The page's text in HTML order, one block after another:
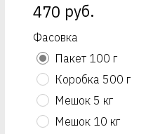
470 руб.
Фасовка
Пакет 100 г
Коробка 500 г
Мешок 5 кг
Мешок 10 кг